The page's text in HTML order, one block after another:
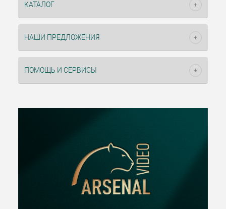
КАТАЛОГ
НАШИ ПРЕДЛОЖЕНИЯ
ПОМОЩЬ И СЕРВИСЫ